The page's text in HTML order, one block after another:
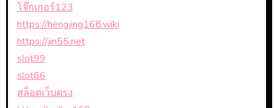
โจ๊กเกอร์123
https://hengjing168.wiki
https://jin55.net
slot99
slot66
สล็อตเว็บตรง